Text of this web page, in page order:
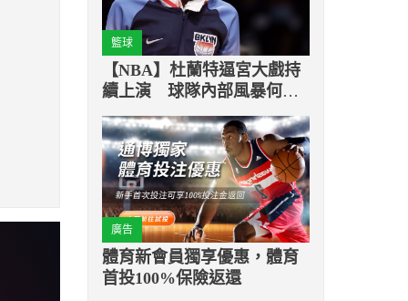
籃球
【NBA】杜蘭特逼宮大戲持
續上演 球隊內部風暴何時
才是盡頭？
廣告
體育新會員獨享優惠，體育
首投100%保險返還